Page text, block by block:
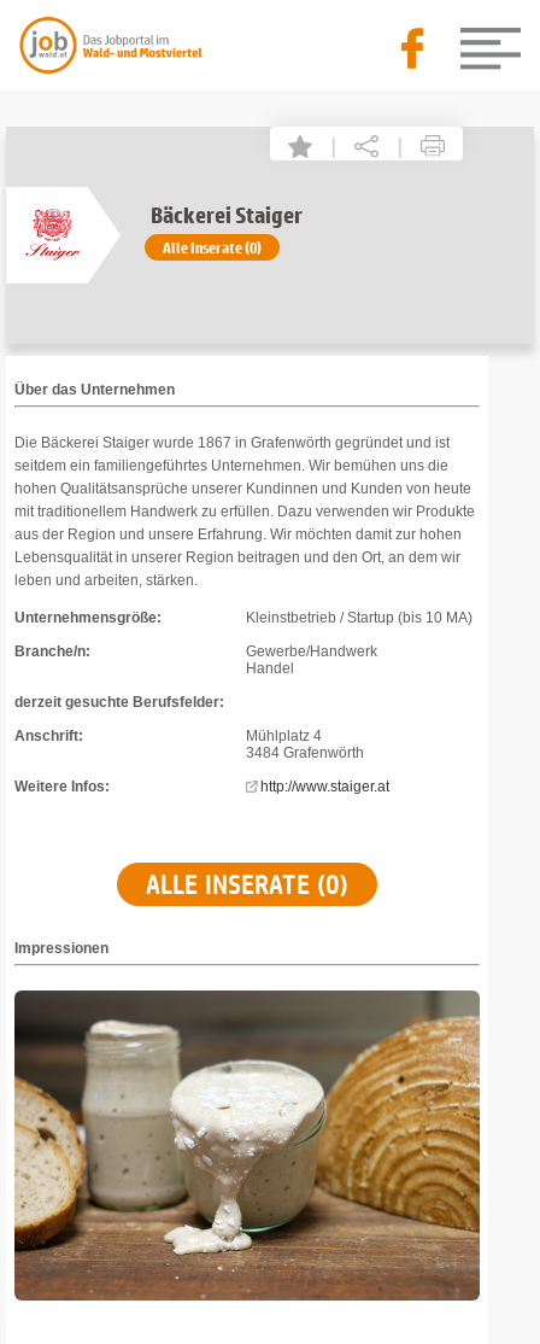
| |
Bäckerei Staiger
Alle Inserate (0)
Über das Unternehmen
Die Bäckerei Staiger wurde 1867 in Grafenwörth gegründet und ist
seitdem ein familiengeführtes Unternehmen. Wir bemühen uns die
hohen Qualitätsansprüche unserer Kundinnen und Kunden von heute
mit traditionellem Handwerk zu erfüllen. Dazu verwenden wir Produkte
aus der Region und unsere Erfahrung. Wir möchten damit zur hohen
Lebensqualität in unserer Region beitragen und den Ort, an dem wir
leben und arbeiten, stärken.
Unternehmensgröße:
Kleinstbetrieb / Startup (bis 10 MA)
Branche/n:
Gewerbe/Handwerk
Handel
derzeit gesuchte Berufsfelder:
Anschrift:
Mühlplatz 4
3484 Grafenwörth
Weitere Infos:
http://www.staiger.at
ALLE INSERATE (0)
Impressionen